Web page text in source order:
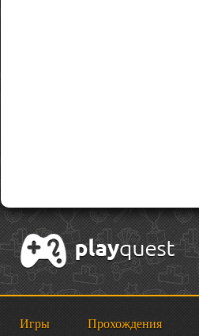
Игры Прохождения